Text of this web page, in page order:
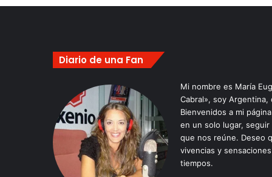
Diario de una Fan
Mi nombre es María
Cabral», soy
Bienvenidos a mi
en un solo lugar,
que nos reúne. Deseo
vivencias y
tiempos.